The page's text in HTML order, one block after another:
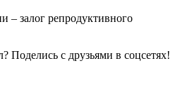
– залог репродуктивного
Поделись с друзьями в соцсетях!